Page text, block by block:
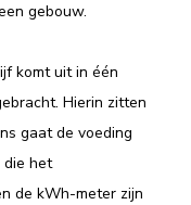
gebouw.
komt uit in één
Hierin zitten
gaat de voeding
het
de kWh-meter zijn